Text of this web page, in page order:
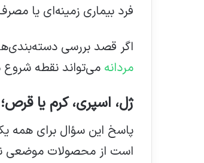
فرد بیماری زمینه‌ای یا
اگر قصد بررسی
مردانه می‌تواند نقطه شروع
ژل، اسپری، کرم یا
پاسخ این سؤال برای
است از محصولات موضعی